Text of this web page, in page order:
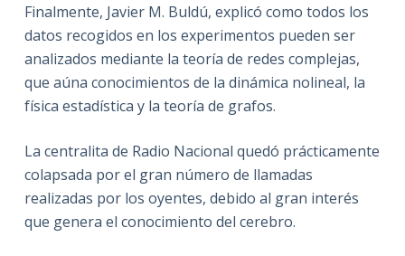
Finalmente, Javier M. Buldú, explicó como todos los
datos recogidos en los experimentos pueden ser
analizados mediante la teoría de redes complejas,
que aúna conocimientos de la dinámica nolineal, la
física estadística y la teoría de grafos.
La centralita de Radio Nacional quedó prácticamente
colapsada por el gran número de llamadas
realizadas por los oyentes, debido al gran interés
que genera el conocimiento del cerebro.